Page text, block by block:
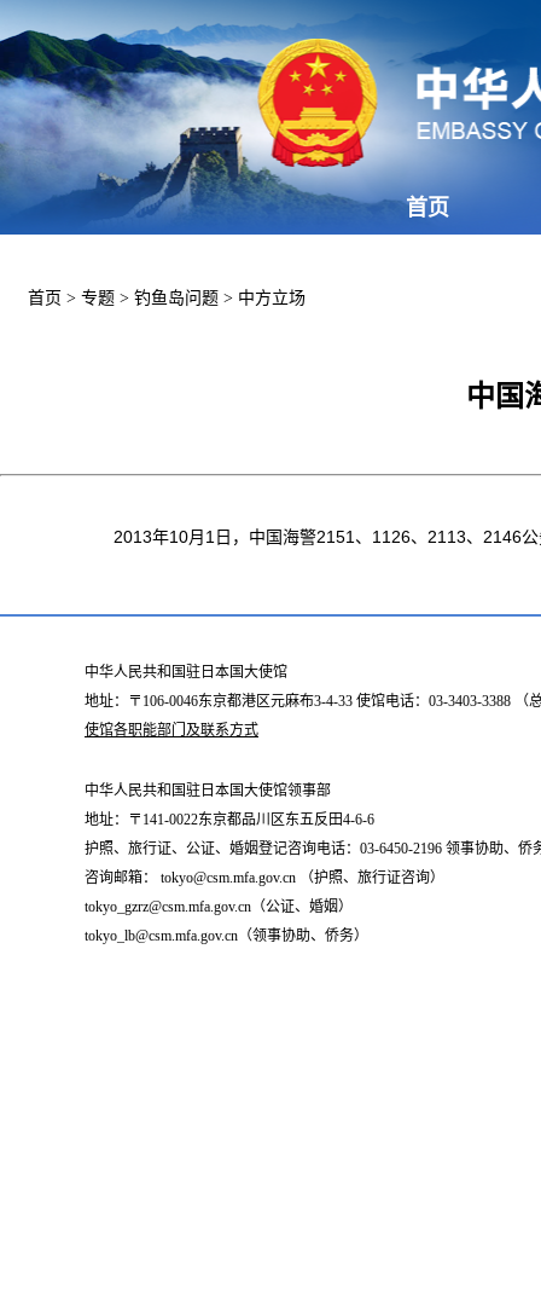
首页
首页 > 专题 > 钓鱼岛问题 > 中方立场
中国
2013年10月1日， 中国海警2151、1126、2113、2146
中华人民共和国驻日本国大使馆
地址：〒106-0046东京都港区元麻布3-4-33 使馆电话：03-3403-3388 （
使馆各职能部门及联系方式
中华人民共和国驻日本国大使馆领事部
地址：〒141-0022东京都品川区东五反田4-6-6
护照、旅行证、公证、婚姻登记咨询电话：03-6450-2196 领事协助、侨
咨询邮箱： tokyo@csm.mfa.gov.cn （护照、旅行证咨询）
tokyo_gzrz@csm.mfa.gov.cn（公证、婚姻）
tokyo_lb@csm.mfa.gov.cn（领事协助、侨务）